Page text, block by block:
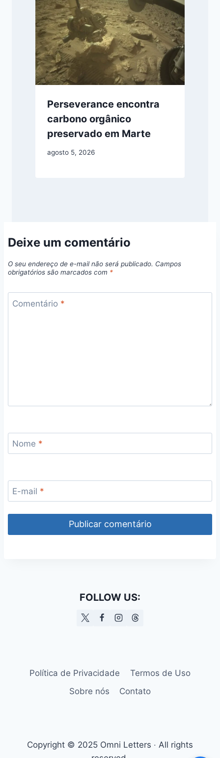
Perseverance encontra
carbono orgânico
preservado em Marte
agosto 5, 2026
Deixe um comentário
O seu endereço de e-mail não será publicado. Campos
obrigatórios são marcados com *
Comentário *
Nome *
E-mail *
FOLLOW US:
Política de Privacidade
Termos de Uso
Sobre nós
Contato
Copyright © 2025 Omni Letters ‧ All rights